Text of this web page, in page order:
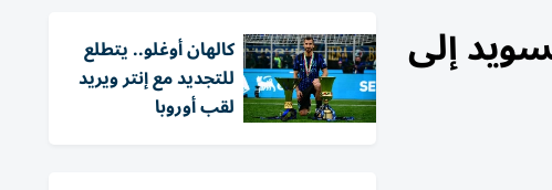
إلى كالهان أوغلو.. يتطلع
للتجديد مع إنتر ويريد
لقب أوروبا